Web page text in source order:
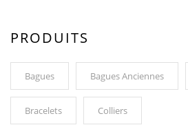
PRODUITS
Bagues Bagues Anciennes
Bracelets Colliers